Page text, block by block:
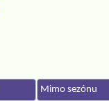
Mimo sezónu